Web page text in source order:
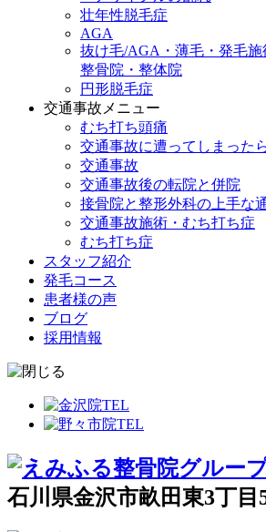
壮年性脱毛症
AGA
抜け毛/AGA・薄毛・発毛
整骨院・整体院
円形脱毛症
交通事故メニュー
むち打ち頭痛
交通事故に遭ってしまった
交通事故
交通事故後の転院と併院
接骨院と整形外科の上手な
交通事故施術・むち打ち症
むち打ち症
スタッフ紹介
発毛コース
患者様の声
ブログ
採用情報
石川県金沢市畝田東3丁目